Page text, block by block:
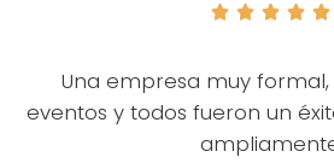
    
Una empresa muy formal,
eventos y todos fueron un